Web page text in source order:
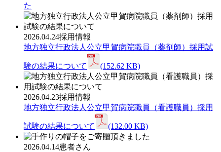
た
2026.04.24採用情報
地方独立行政法人公立甲賀病院職員（薬剤師）採用試
験の結果について (152.62 KB)
2026.04.23採用情報
地方独立行政法人公立甲賀病院職員（看護職員）採用
試験の結果について (132.00 KB)
2026.04.14患者さん